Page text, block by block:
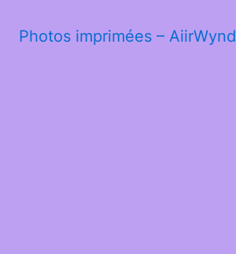
Photos imprimées – AiirWynd